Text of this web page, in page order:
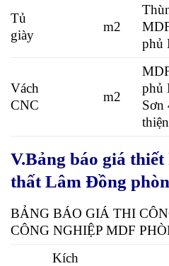
Tủ
giày
m2
phủ
Vách
CNC
m2
phủ
Sơn
V.Bảng báo giá
thất Lâm Đồng
BẢNG BÁO GIÁ THI
CÔNG NGHIỆP MDF
Kích